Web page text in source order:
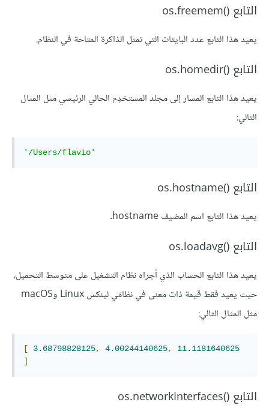
التابع os.freemem()‎
يعيد هذا التابع عدد البايتات التي تمثل الذاكرة المتاحة في النظام.
التابع os.homedir()‎
يعيد هذا التابع المسار إلى مجلد المستخدِم الحالي الرئيسي مثل المثال
التالي:
'/Users/flavio'
التابع os.hostname()‎
يعيد هذا التابع اسم المضيف hostname.
التابع os.loadavg()‎
يعيد هذا التابع الحساب الذي أجراه نظام التشغيل على متوسط التحميل،
حيث يعيد فقط قيمة ذات معنى في نظامَي لينكس Linux وmacOS
مثل المثال التالي:
[ 3.68798828125, 4.00244140625,
11.1181640625
]
التابع os.networkInterfaces()‎